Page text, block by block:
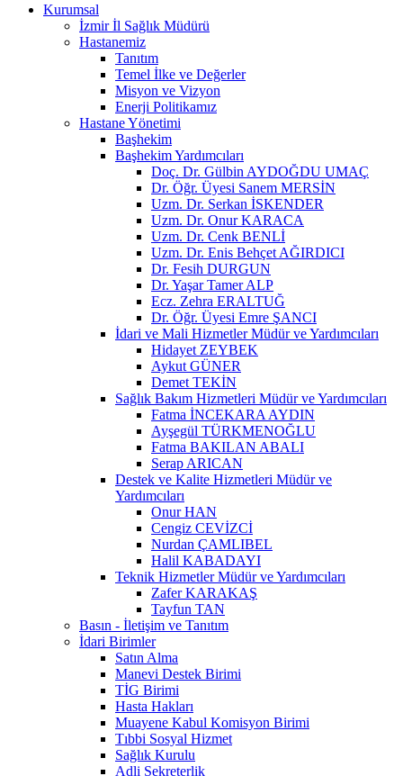
Kurumsal
İzmir İl Sağlık Müdürü
Hastanemiz
Tanıtım
Temel İlke ve Değerler
Misyon ve Vizyon
Enerji Politikamız
Hastane Yönetimi
Başhekim
Başhekim Yardımcıları
Doç. Dr. Gülbin AYDOĞDU UMAÇ
Dr. Öğr. Üyesi Sanem MERSİN
Uzm. Dr. Serkan İSKENDER
Uzm. Dr. Onur KARACA
Uzm. Dr. Cenk BENLİ
Uzm. Dr. Enis Behçet AĞIRDICI
Dr. Fesih DURGUN
Dr. Yaşar Tamer ALP
Ecz. Zehra ERALTUĞ
Dr. Öğr. Üyesi Emre ŞANCI
İdari ve Mali Hizmetler Müdür ve Yardımcıları
Hidayet ZEYBEK
Aykut GÜNER
Demet TEKİN
Sağlık Bakım Hizmetleri Müdür ve Yardımcıları
Fatma İNCEKARA AYDIN
Ayşegül TÜRKMENOĞLU
Fatma BAKILAN ABALI
Serap ARICAN
Destek ve Kalite Hizmetleri Müdür ve
Yardımcıları
Onur HAN
Cengiz CEVİZCİ
Nurdan ÇAMLIBEL
Halil KABADAYI
Teknik Hizmetler Müdür ve Yardımcıları
Zafer KARAKAŞ
Tayfun TAN
Basın - İletişim ve Tanıtım
İdari Birimler
Satın Alma
Manevi Destek Birimi
TİG Birimi
Hasta Hakları
Muayene Kabul Komisyon Birimi
Tıbbi Sosyal Hizmet
Sağlık Kurulu
Adli Sekreterlik